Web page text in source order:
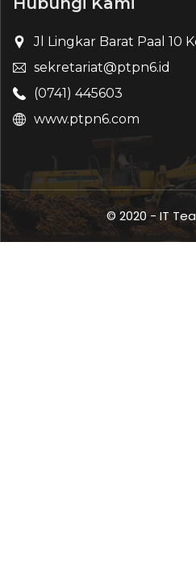
Jl Lingkar Barat Paal 10
sekretariat@ptpn6.id
(0741) 445603
www.ptpn6.com
© 2020 - IT